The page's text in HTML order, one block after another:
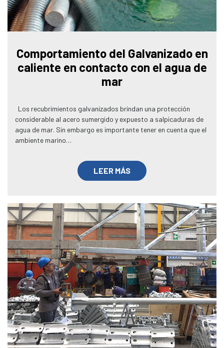
Comportamiento del Galvanizado en
caliente en contacto con el agua de
mar
Los recubrimientos galvanizados brindan una protección
considerable al acero sumergido y expuesto a salpicaduras de
agua de mar. Sin embargo es importante tener en cuenta que el
ambiente marino…
LEER MÁS